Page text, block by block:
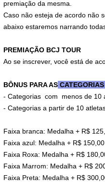
premiação da mesma.
Caso não esteja de acordo não
abaixo estaremos narrando
PREMIAÇÃO BCJ TOUR
Ao se inscrever, você está de
BÔNUS PARA AS
- Categorias com menos de 10
- Categorias a partir de 10
Faixa branca: Medalha + R$
Faixa azul: Medalha + R$
Faixa Roxa: Medalha + R$
Faixa Marrom: Medalha + R$
Faixa Preta: Medalha + R$